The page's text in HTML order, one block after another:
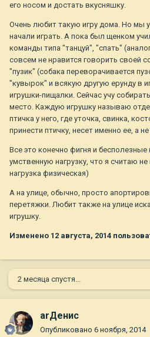
его носом и достать вкусняшку.
Очень любит такую игру дома. Но мы
начали играть. А пока был щенком
команды типа "танцуй", "спать"
совсем не нравится говорить своей
"пузик" (собака переворачивается
"кувырок" и всякую другую ерунду в
игрушки-пищалки. Сейчас учу
место. Каждую игрушку называю
птичка у него, где уточка, свинка,
принести птичку, несет именно ее, а
Все это конечно фигня и
умственную нагрузку, что я считаю
нагрузка физическая)
А на улице, обычно, просто
перетяжки. Любит также на улице
игрушку.
Изменено 12 августа, 2014
2 месяца спустя...
arДенис
Опубликовано 6 ноября, 2014